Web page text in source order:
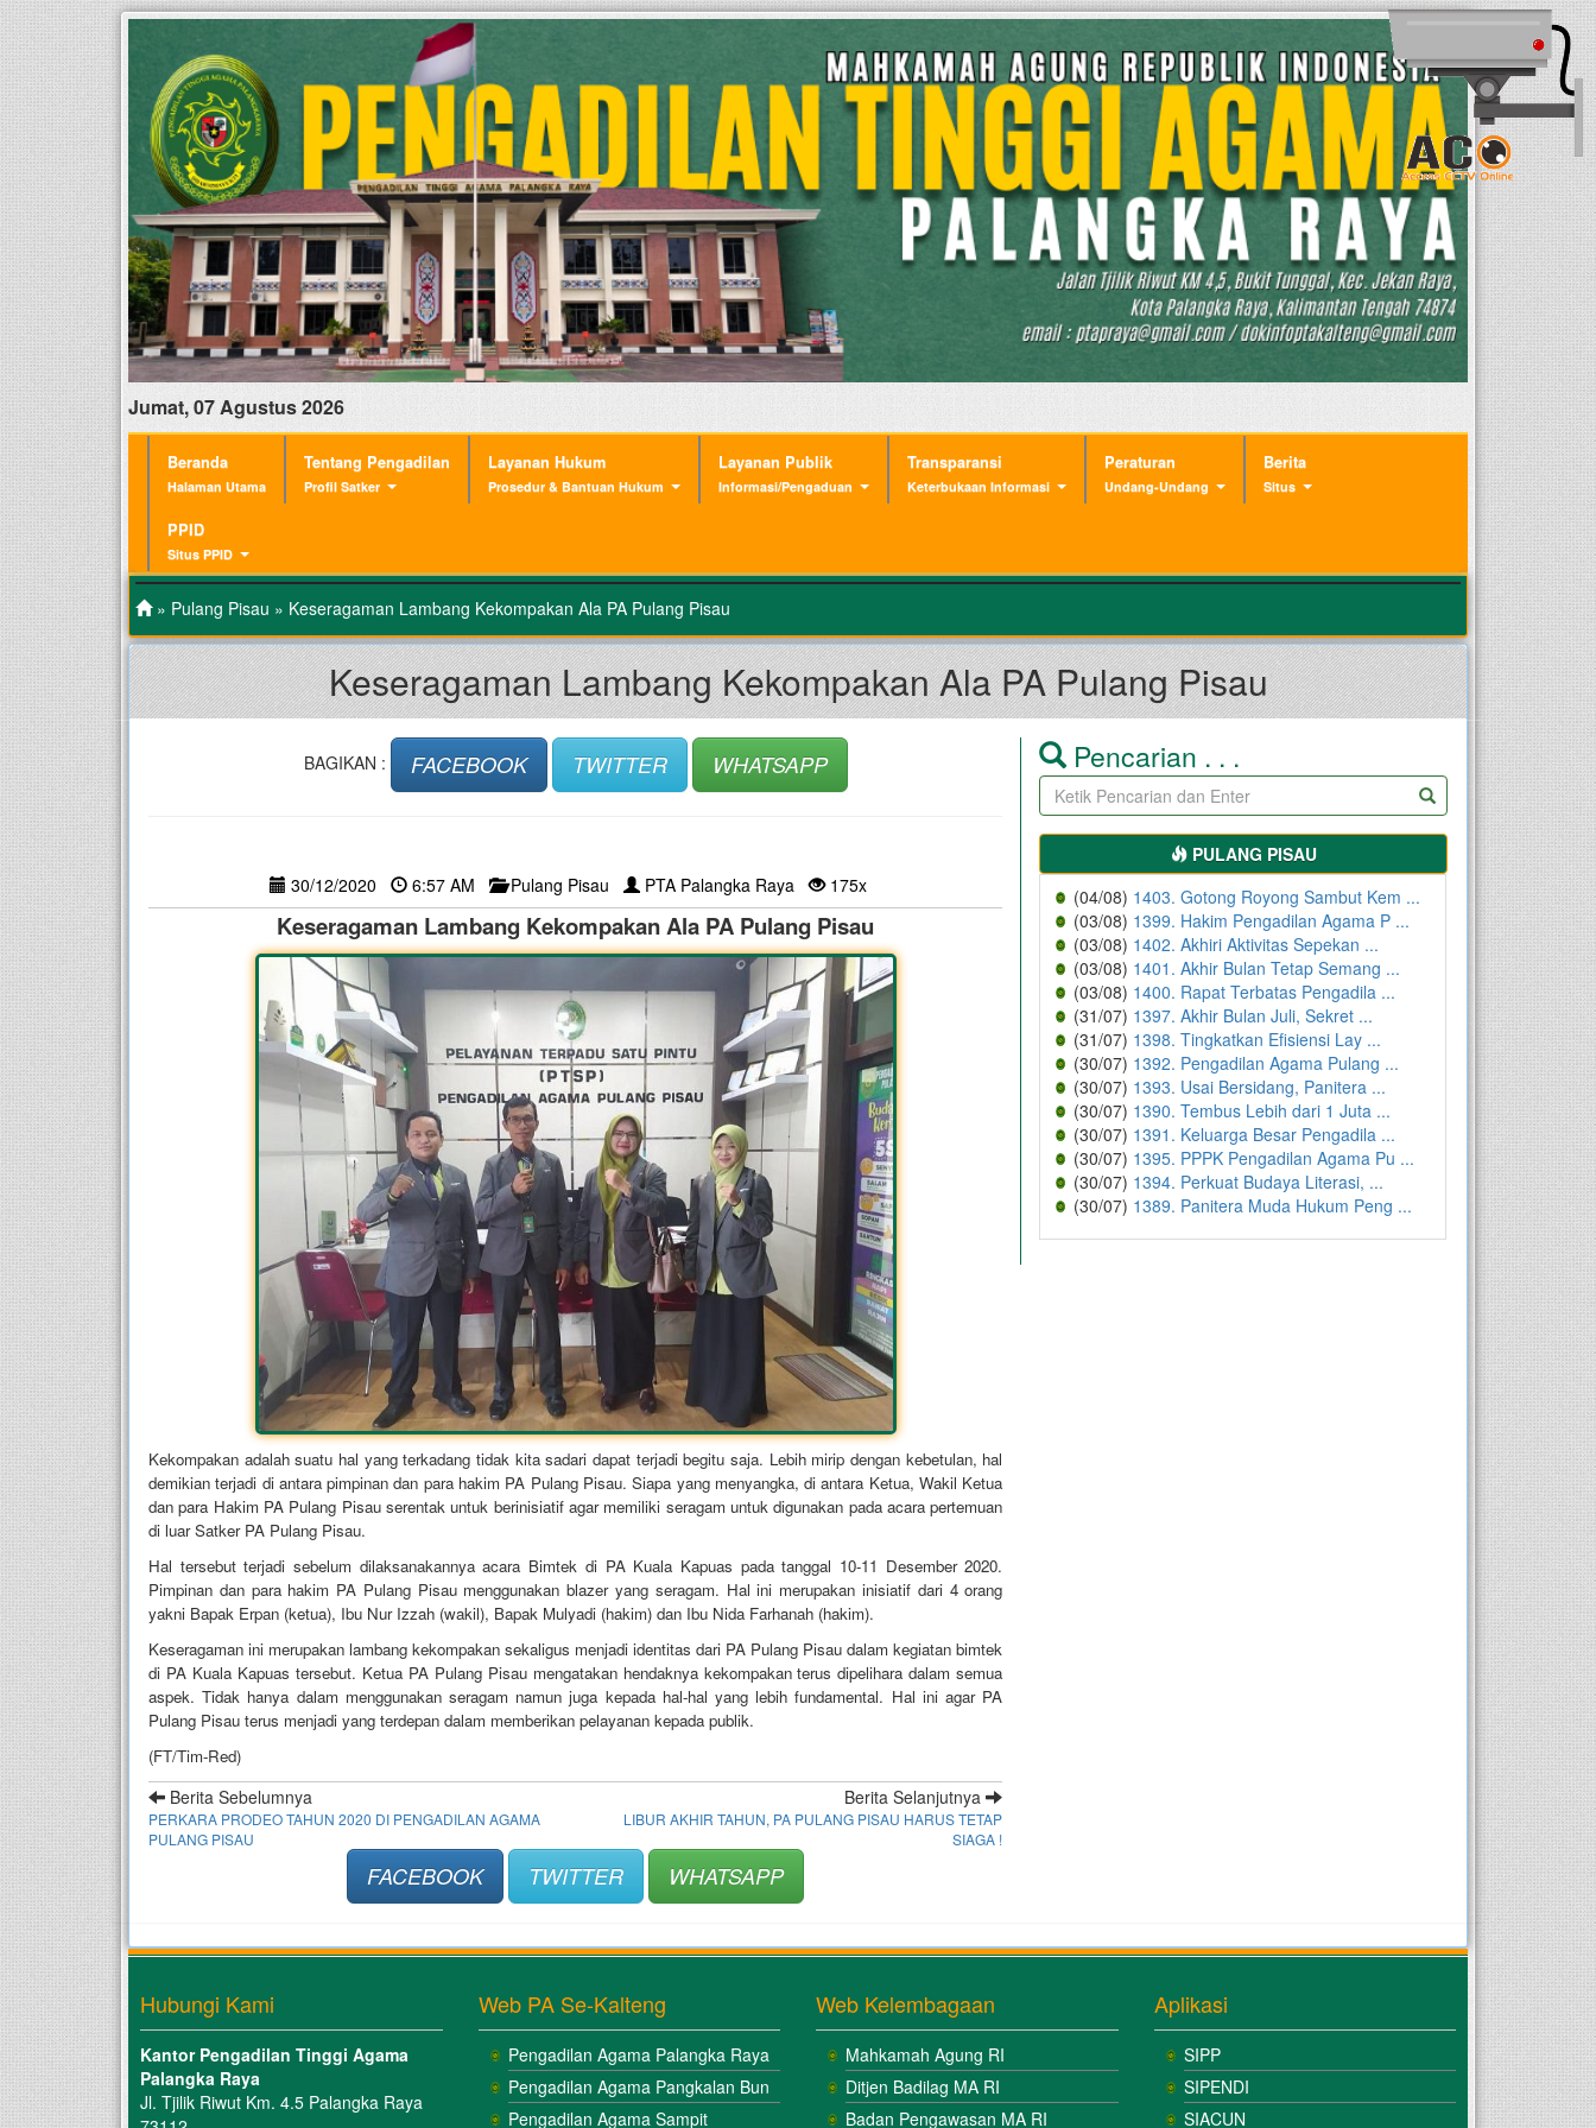
Jumat, 07 Agustus 2026
Beranda
Halaman Utama
Tentang Pengadilan
Profil Satker
Layanan Hukum
Prosedur & Bantuan Hukum
Layanan Publik
Informasi/Pengaduan
Transparansi
Keterbukaan Informasi
Peraturan
Undang-Undang
Berita
Situs
PPID
Situs PPID
» Pulang Pisau » Keseragaman Lambang Kekompakan Ala PA Pulang Pisau
Keseragaman Lambang Kekompakan Ala PA Pulang Pisau
BAGIKAN : FACEBOOK TWITTER WHATSAPP
30/12/2020 6:57 AM Pulang Pisau PTA Palangka Raya 175x
Keseragaman Lambang Kekompakan Ala PA Pulang Pisau
Kekompakan adalah suatu hal yang terkadang tidak kita sadari dapat terjadi begitu saja. Lebih mirip dengan kebetulan, hal
demikian terjadi di antara pimpinan dan para hakim PA Pulang Pisau. Siapa yang menyangka, di antara Ketua, Wakil Ketua
dan para Hakim PA Pulang Pisau serentak untuk berinisiatif agar memiliki seragam untuk digunakan pada acara pertemuan
di luar Satker PA Pulang Pisau.
Hal tersebut terjadi sebelum dilaksanakannya acara Bimtek di PA Kuala Kapuas pada tanggal 10-11 Desember 2020.
Pimpinan dan para hakim PA Pulang Pisau menggunakan blazer yang seragam. Hal ini merupakan inisiatif dari 4 orang
yakni Bapak Erpan (ketua), Ibu Nur Izzah (wakil), Bapak Mulyadi (hakim) dan Ibu Nida Farhanah (hakim).
Keseragaman ini merupakan lambang kekompakan sekaligus menjadi identitas dari PA Pulang Pisau dalam kegiatan bimtek
di PA Kuala Kapuas tersebut. Ketua PA Pulang Pisau mengatakan hendaknya kekompakan terus dipelihara dalam semua
aspek. Tidak hanya dalam menggunakan seragam namun juga kepada hal-hal yang lebih fundamental. Hal ini agar PA
Pulang Pisau terus menjadi yang terdepan dalam memberikan pelayanan kepada publik.
(FT/Tim-Red)
Berita Sebelumnya
PERKARA PRODEO TAHUN 2020 DI PENGADILAN AGAMA
PULANG PISAU
Berita Selanjutnya
LIBUR AKHIR TAHUN, PA PULANG PISAU HARUS TETAP
SIAGA !
FACEBOOK TWITTER WHATSAPP
Pencarian . . .
PULANG PISAU
(04/08) 1403. Gotong Royong Sambut Kem ...
(03/08) 1399. Hakim Pengadilan Agama P ...
(03/08) 1402. Akhiri Aktivitas Sepekan ...
(03/08) 1401. Akhir Bulan Tetap Semang ...
(03/08) 1400. Rapat Terbatas Pengadila ...
(31/07) 1397. Akhir Bulan Juli, Sekret ...
(31/07) 1398. Tingkatkan Efisiensi Lay ...
(30/07) 1392. Pengadilan Agama Pulang ...
(30/07) 1393. Usai Bersidang, Panitera ...
(30/07) 1390. Tembus Lebih dari 1 Juta ...
(30/07) 1391. Keluarga Besar Pengadila ...
(30/07) 1395. PPPK Pengadilan Agama Pu ...
(30/07) 1394. Perkuat Budaya Literasi, ...
(30/07) 1389. Panitera Muda Hukum Peng ...
Hubungi Kami
Kantor Pengadilan Tinggi Agama
Palangka Raya
Jl. Tjilik Riwut Km. 4.5 Palangka Raya
Web PA Se-Kalteng
Pengadilan Agama Palangka Raya
Pengadilan Agama Pangkalan Bun
Pengadilan Agama Sampit
Web Kelembagaan
Mahkamah Agung RI
Ditjen Badilag MA RI
Badan Pengawasan MA RI
Aplikasi
SIPP
SIPENDI
SIACUN